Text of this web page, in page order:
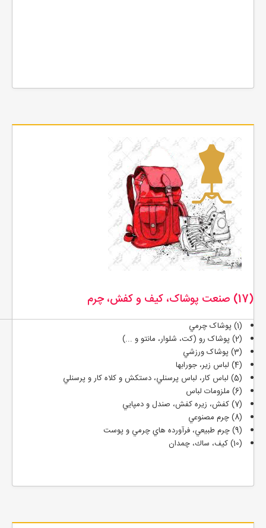
(17) صنعت پوشاک، كيف و كفش، چرم
(1) پوشاک چرمي
(2) پوشاک رو (کت، شلوار، مانتو و ...)
(3) پوشاک ورزشي
(4) لباس زير، جورابها
(5) لباس کار، لباس پرسنلي، دستکش و کلاه کار و پرسنلي
(6) ملزومات لباس
(7) كفش، زيره كفش، صندل و دمپايي
(8) چرم مصنوعي
(9) چرم طبيعي، فرآورده هاي چرمي و پوست
(10) كيف، ساك، چمدان